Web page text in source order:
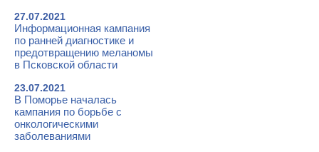
27.07.2021
Информационная кампания
по ранней диагностике и
предотвращению меланомы
в Псковской области
23.07.2021
В Поморье началась
кампания по борьбе с
онкологическими
заболеваниями